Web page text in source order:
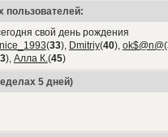
пользователей:
свой день рождения
nice_1993(33), Dmitriy(40), ok$@n@(
), Алла К.(45)
5 дней)